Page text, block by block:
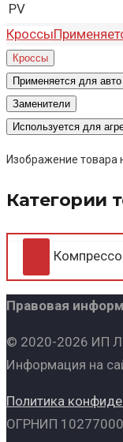
PV
Кроссы
Кроссы
Применяется для авто
Заменители
Используется для
Изображение товара
Категории
Правовая
© 2020-2026 ИП
Информация на
Политика
ОГРНИП